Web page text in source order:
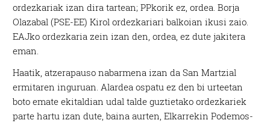
ordezkariak izan dira tartean; PPkorik ez, ordea. Borja
Olazabal (PSE-EE) Kirol ordezkariari balkoian ikusi zaio.
EAJko ordezkaria zein izan den, ordea, ez dute jakitera
eman.
Haatik, atzerapauso nabarmena izan da San Martzial
ermitaren inguruan. Alardea ospatu ez den bi urteetan
boto emate ekitaldian udal talde guztietako ordezkariek
parte hartu izan dute, baina aurten, Elkarrekin Podemos-